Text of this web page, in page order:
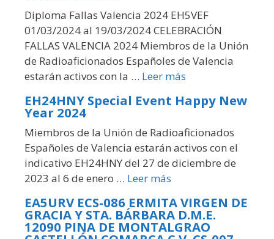
Diploma Fallas Valencia 2024 EH5VEF
01/03/2024 al 19/03/2024 CELEBRACIÓN
FALLAS VALENCIA 2024 Miembros de la Unión
de Radioaficionados Españoles de Valencia
estarán activos con la … Leer más
EH24HNY Special Event Happy New
Year 2024
Miembros de la Unión de Radioaficionados
Españoles de Valencia estarán activos con el
indicativo EH24HNY del 27 de diciembre de
2023 al 6 de enero … Leer más
EA5URV ECS-086 ERMITA VIRGEN DE
GRACIA Y STA. BÁRBARA D.M.E.
12090 PINA DE MONTALGRAO